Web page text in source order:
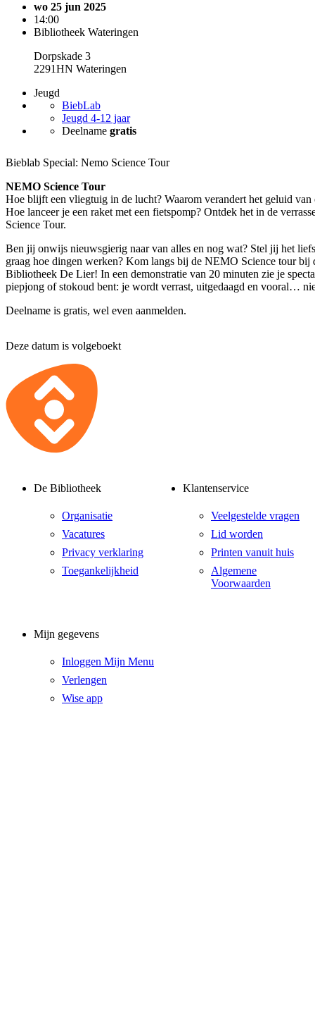
wo 25 jun 2025
14:00
Bibliotheek Wateringen
Dorpskade 3
2291HN Wateringen
Jeugd
BiebLab
Jeugd 4-12 jaar
Deelname gratis
Bieblab Special: Nemo Science Tour
NEMO Science Tour
Hoe blijft een vliegtuig in de lucht? Waarom verandert het geluid
Hoe lanceer je een raket met een fietspomp? Ontdek het in de
Science Tour.
Ben jij onwijs nieuwsgierig naar van alles en nog wat? Stel jij het
graag hoe dingen werken? Kom langs bij de NEMO Science tour bij
Bibliotheek De Lier! In een demonstratie van 20 minuten zie je
piepjong of stokoud bent: je wordt verrast, uitgedaagd en vooral…
Deelname is gratis, wel even aanmelden.
Deze datum is volgeboekt
De Bibliotheek
Organisatie
Vacatures
Privacy verklaring
Toegankelijkheid
Klantenservice
Veelgestelde vragen
Lid worden
Printen vanuit huis
Algemene
Voorwaarden
Mijn gegevens
Inloggen Mijn Menu
Verlengen
Wise app